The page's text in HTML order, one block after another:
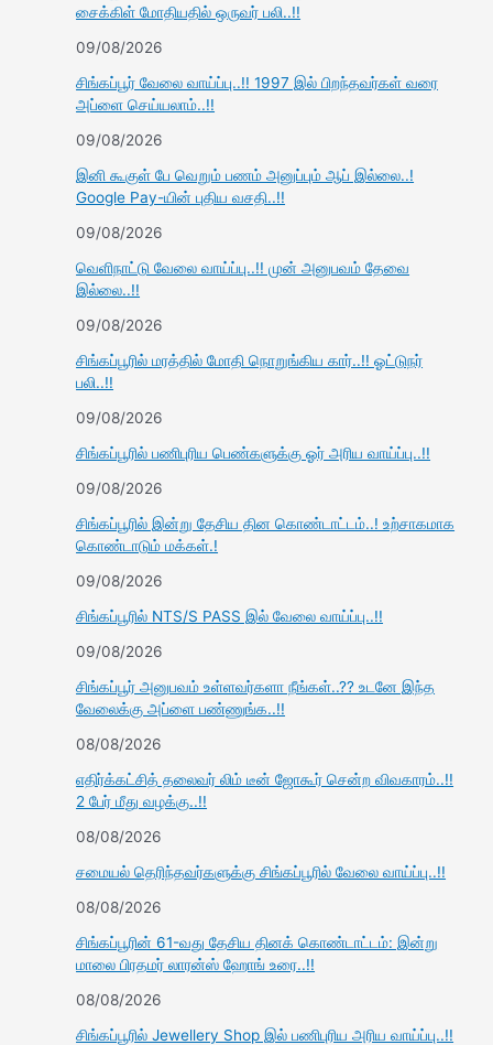
சைக்கிள் மோதியதில் ஒருவர் பலி..!!
09/08/2026
சிங்கப்பூர் வேலை வாய்ப்பு..!! 1997 இல் பிறந்தவர்கள் வரை
அப்ளை செய்யலாம்..!!
09/08/2026
இனி கூகுள் பே வெறும் பணம் அனுப்பும் ஆப் இல்லை..!
Google Pay-யின் புதிய வசதி..!!
09/08/2026
வெளிநாட்டு வேலை வாய்ப்பு..!! முன் அனுபவம் தேவை
இல்லை..!!
09/08/2026
சிங்கப்பூரில் மரத்தில் மோதி நொறுங்கிய கார்..!! ஓட்டுநர்
பலி..!!
09/08/2026
சிங்கப்பூரில் பணிபுரிய பெண்களுக்கு ஓர் அரிய வாய்ப்பு..!!
09/08/2026
சிங்கப்பூரில் இன்று தேசிய தின கொண்டாட்டம்..! உற்சாகமாக
கொண்டாடும் மக்கள்.!
09/08/2026
சிங்கப்பூரில் NTS/S PASS இல் வேலை வாய்ப்பு..!!
09/08/2026
சிங்கப்பூர் அனுபவம் உள்ளவர்களா நீங்கள்..?? உடனே இந்த
வேலைக்கு அப்ளை பண்ணுங்க..!!
08/08/2026
எதிர்க்கட்சித் தலைவர் லிம் டீன் ஜோகூர் சென்ற விவகாரம்..!!
2 பேர் மீது வழக்கு..!!
08/08/2026
சமையல் தெரிந்தவர்களுக்கு சிங்கப்பூரில் வேலை வாய்ப்பு..!!
08/08/2026
சிங்கப்பூரின் 61-வது தேசிய தினக் கொண்டாட்டம்: இன்று
மாலை பிரதமர் லாரன்ஸ் ஹோங் உரை..!!
08/08/2026
சிங்கப்பூரில் Jewellery Shop இல் பணிபுரிய அரிய வாய்ப்பு..!!